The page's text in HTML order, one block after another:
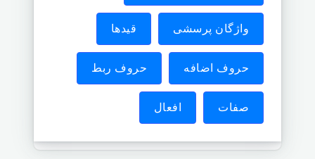
واژگان پرسشی قیدها
حروف اضافه حروف ربط
صفات افعال